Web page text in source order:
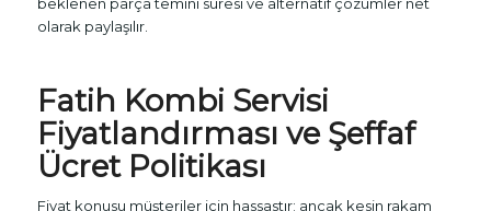
beklenen parça temini süresi ve alternatif çözümler net
olarak paylaşılır.
Fatih Kombi Servisi
Fiyatlandırması ve Şeffaf
Ücret Politikası
Fiyat konusu müşteriler için hassastır; ancak kesin rakam